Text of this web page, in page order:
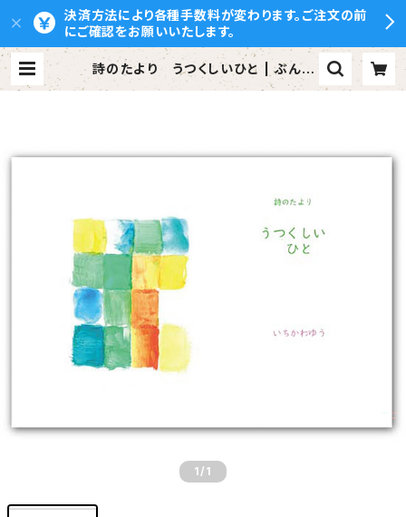
決済方法により各種手数料が変わります。ご注文の前
にご確認をお願いいたします。
詩のたより うつくしいひと | ぶんし
ん出版（株式会社文伸）
1 /1